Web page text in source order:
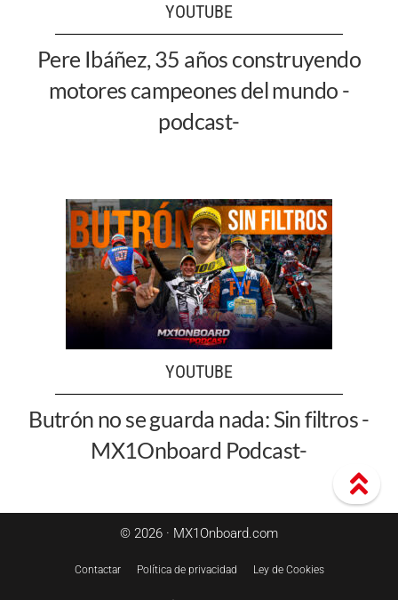
YOUTUBE
Pere Ibáñez, 35 años construyendo
motores campeones del mundo -
podcast-
YOUTUBE
Butrón no se guarda nada: Sin filtros -
MX1Onboard Podcast-
© 2026 · MX1Onboard.com
Contactar Política de privacidad Ley de Cookies